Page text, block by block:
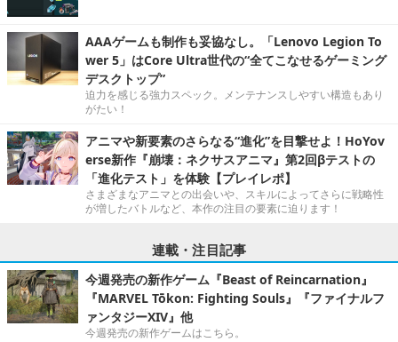
AAAゲームも制作も妥協なし。「Lenovo Legion To
wer 5」はCore Ultra世代の“全てこなせるゲーミング
デスクトップ”
迫力を感じる強力スペック。メンテナンスしやすい構造もあり
がたい！
アニマや新要素のさらなる“進化”を目撃せよ！HoYov
erse新作『崩壊：ネクサスアニマ』第2回βテストの
「進化テスト」を体験【プレイレポ】
さまざまなアニマとの出会いや、スキルによってさらに戦略性
が増したバトルなど、本作の注目の要素に迫ります！
連載・注目記事
今週発売の新作ゲーム『Beast of Reincarnation』
『MARVEL Tōkon: Fighting Souls』『ファイナルフ
ァンタジーXIV』他
今週発売の新作ゲームはこちら。